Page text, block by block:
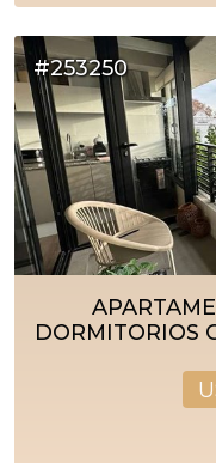
#253250
DORMITORIOS